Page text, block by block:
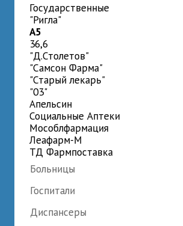
государственные
"Ригла"
A5
36,6
"Д.Столетов"
"Самсон Фарма"
"Старый лекарь"
"03"
Апельсин
Социальные Аптеки
Мособлфармация
Леафарм-М
ТД Фармпоставка
Больницы
Госпитали
Диспансеры